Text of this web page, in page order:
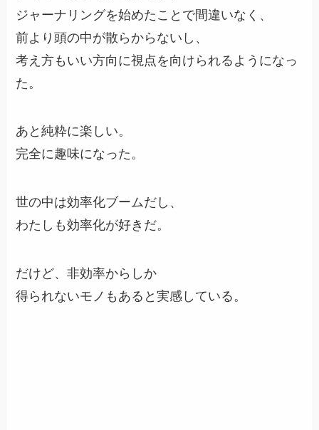
ジャーナリングを始めたことで間違いなく、
前より頭の中が散らからないし、
考え方もいい方向に視点を向けられるようになっ
た。
あと純粋に楽しい。
完全に趣味になった。
世の中は効率化ブームだし、
わたしも効率化が好きだ。
だけど、非効率からしか
得られないモノもあると実感している。